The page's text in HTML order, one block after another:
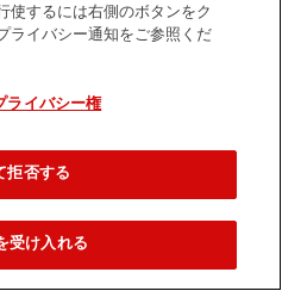
使するには右側のボタンをク
ライバシー通知をご参照くだ
ライバシー権
拒否する
受け入れる